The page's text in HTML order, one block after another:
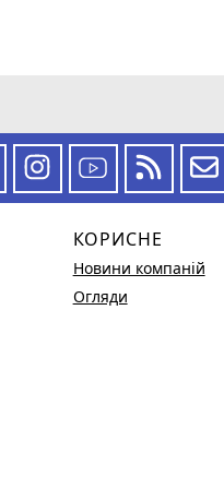
КОРИСНЕ
Новини компаній
Огляди